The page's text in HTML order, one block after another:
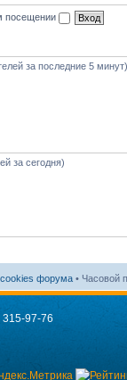
посещении
за последние 5 минут)
за сегодня)
cookies форума • Часовой
315-97-76